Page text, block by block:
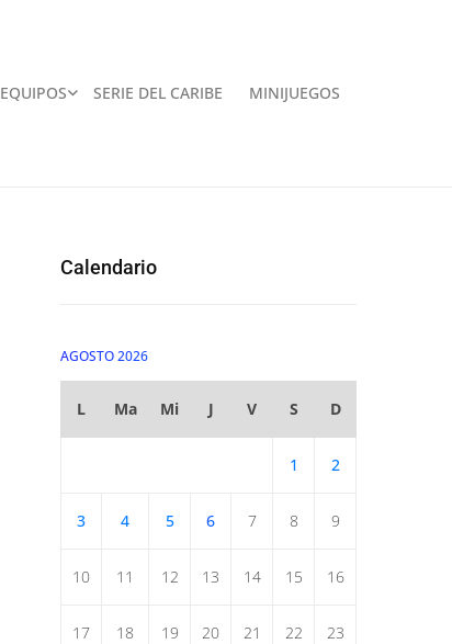
EQUIPOS SERIE DEL CARIBE MINIJUEGOS
Calendario
AGOSTO 2026
L Ma Mi J V S D
1 2
3 4 5 6 7 8 9
10 11 12 13 14 15 16
17 18 19 20 21 22 23